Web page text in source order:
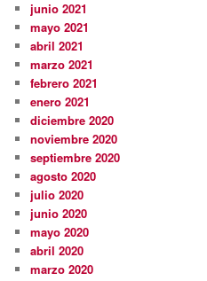
junio 2021
mayo 2021
abril 2021
marzo 2021
febrero 2021
enero 2021
diciembre 2020
noviembre 2020
septiembre 2020
agosto 2020
julio 2020
junio 2020
mayo 2020
abril 2020
marzo 2020